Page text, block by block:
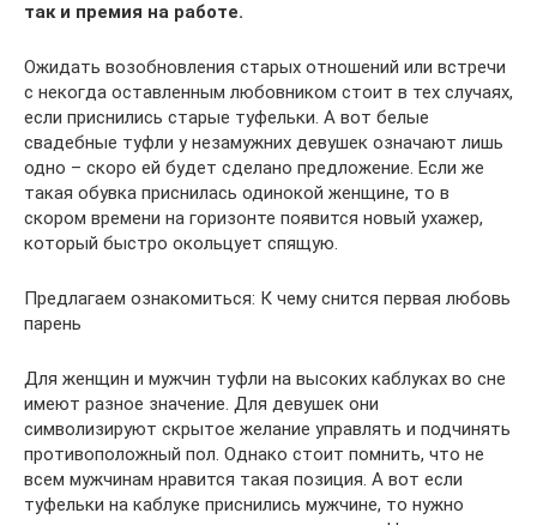
так и премия на работе.
Ожидать возобновления старых отношений или встречи
с некогда оставленным любовником стоит в тех случаях,
если приснились старые туфельки. А вот белые
свадебные туфли у незамужних девушек означают лишь
одно – скоро ей будет сделано предложение. Если же
такая обувка приснилась одинокой женщине, то в
скором времени на горизонте появится новый ухажер,
который быстро окольцует спящую.
Предлагаем ознакомиться: К чему снится первая любовь
парень
Для женщин и мужчин туфли на высоких каблуках во сне
имеют разное значение. Для девушек они
символизируют скрытое желание управлять и подчинять
противоположный пол. Однако стоит помнить, что не
всем мужчинам нравится такая позиция. А вот если
туфельки на каблуке приснились мужчине, то нужно